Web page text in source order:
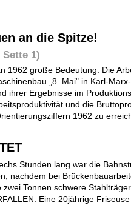
an die Spitze!
1)
1962 große Bedeutung. Die
„8. Mai" in Karl-
ihrer Ergebnisse im
und die
1962 zu
Stunden lang war die
nachdem bei
zwei Tonnen schwere
Eine 20jährige